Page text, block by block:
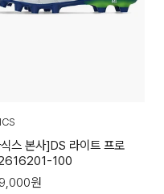
스 본사]DS 라이트 프로
100
원